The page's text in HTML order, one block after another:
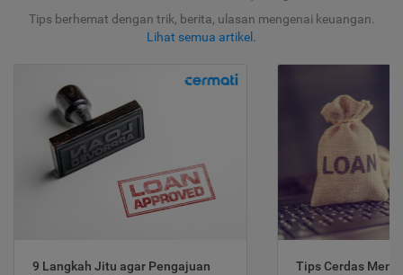
Tips berhemat dengan trik, berita, ulasan mengenai keuangan.
Lihat semua artikel .
9 Langkah Jitu agar Pengajuan
Tips Cerdas